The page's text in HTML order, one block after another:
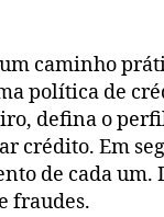
caminho
política de
defina o
crédito. Em
de cada um.
fraudes.